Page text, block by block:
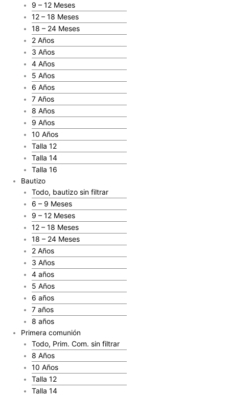
9 – 12 Meses
12 – 18 Meses
18 – 24 Meses
2 Años
3 Años
4 Años
5 Años
6 Años
7 Años
8 Años
9 Años
10 Años
Talla 12
Talla 14
Talla 16
Bautizo
Todo, bautizo sin filtrar
6 – 9 Meses
9 – 12 Meses
12 – 18 Meses
18 – 24 Meses
2 Años
3 Años
4 años
5 Años
6 años
7 años
8 años
Primera comunión
Todo, Prim. Com. sin filtrar
8 Años
10 Años
Talla 12
Talla 14